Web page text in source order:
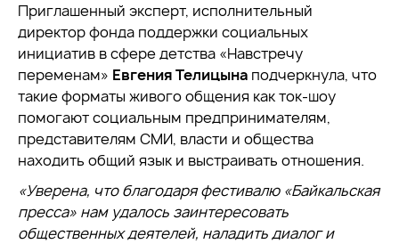
Приглашенный эксперт, исполнительный
директор фонда поддержки социальных
инициатив в сфере детства «Навстречу
переменам» Евгения Телицына подчеркнула, что
такие форматы живого общения как ток-шоу
помогают социальным предпринимателям,
представителям СМИ, власти и общества
находить общий язык и выстраивать отношения.
«Уверена, что благодаря фестивалю «Байкальская
пресса» нам удалось заинтересовать
общественных деятелей, наладить диалог и